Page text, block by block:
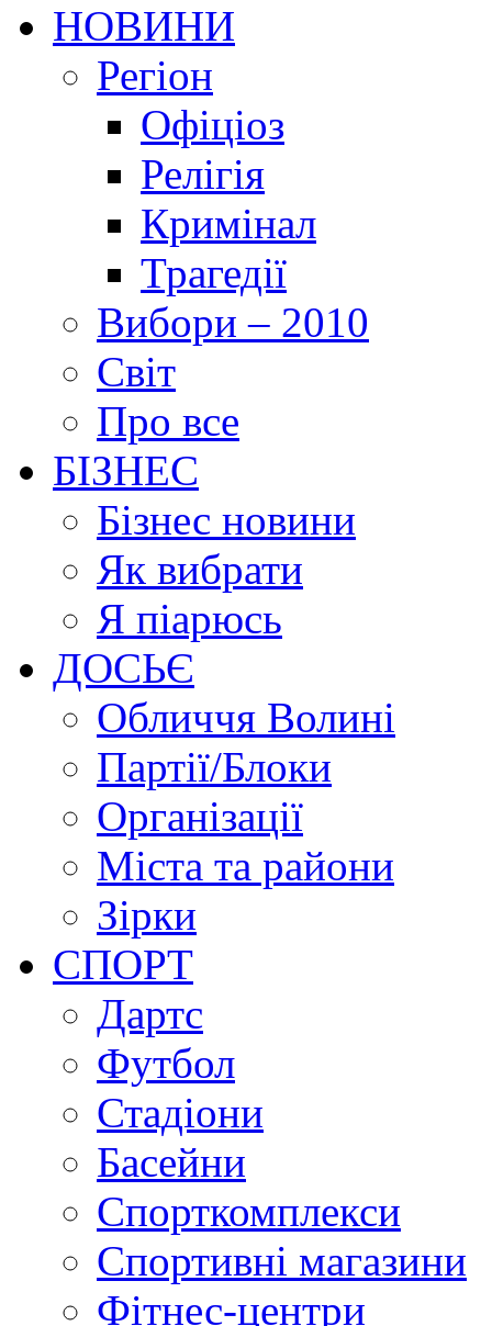
НОВИНИ
Регіон
Офіціоз
Релігія
Кримінал
Трагедії
Вибори – 2010
Світ
Про все
БІЗНЕС
Бізнес новини
Як вибрати
Я піарюсь
ДОСЬЄ
Обличчя Волині
Партії/Блоки
Організації
Міста та райони
Зірки
СПОРТ
Дартс
Футбол
Стадіони
Басейни
Спорткомплекси
Спортивні магазини
Фітнес-центри